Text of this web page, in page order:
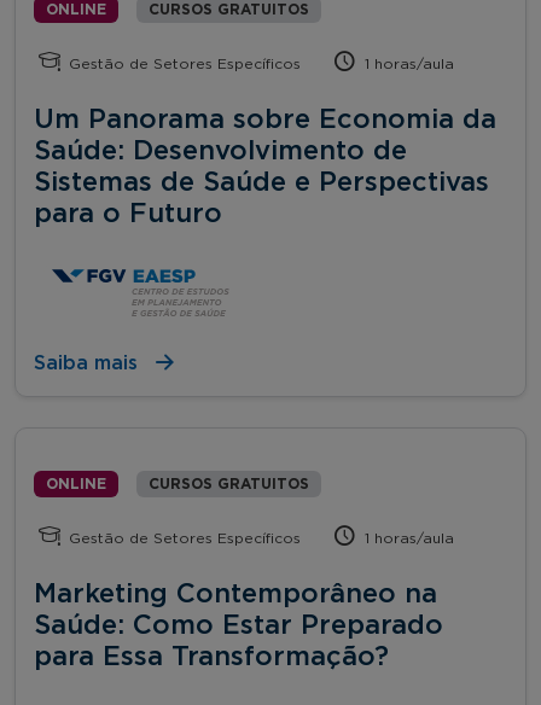
ONLINE CURSOS GRATUITOS
Gestão de Setores Específicos 1 horas/aula
Um Panorama sobre Economia da
Saúde: Desenvolvimento de
Sistemas de Saúde e Perspectivas
para o Futuro
Saiba mais
ONLINE CURSOS GRATUITOS
Gestão de Setores Específicos 1 horas/aula
Marketing Contemporâneo na
Saúde: Como Estar Preparado
para Essa Transformação?